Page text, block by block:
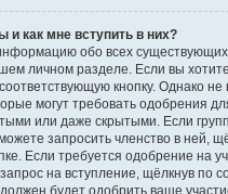
и как мне вступить в них?
обо всех существующих
личном разделе. Если вы
кнопку. Однако не
могут требовать одобрения
или даже скрытыми. Если
запросить членство в ней,
Если требуется одобрение на
на вступление, щёлкнув по
будет одобрить ваше